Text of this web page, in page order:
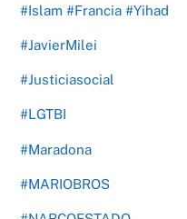
#Islam #Francia #Yihad
#JavierMilei
#Justiciasocial
#LGTBI
#Maradona
#MARIOBROS